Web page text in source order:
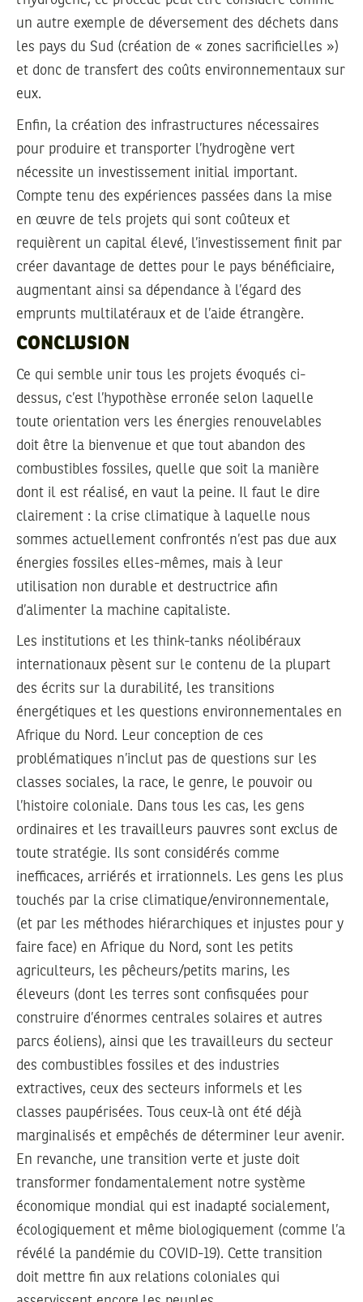
un autre exemple de déversement des déchets dans
les pays du Sud (création de « zones sacrificielles »)
et donc de transfert des coûts environnementaux sur
eux.
Enfin, la création des infrastructures nécessaires
pour produire et transporter l’hydrogène vert
nécessite un investissement initial important.
Compte tenu des expériences passées dans la mise
en œuvre de tels projets qui sont coûteux et
requièrent un capital élevé, l’investissement finit par
créer davantage de dettes pour le pays bénéficiaire,
augmentant ainsi sa dépendance à l’égard des
emprunts multilatéraux et de l’aide étrangère.
CONCLUSION
Ce qui semble unir tous les projets évoqués ci-
dessus, c’est l’hypothèse erronée selon laquelle
toute orientation vers les énergies renouvelables
doit être la bienvenue et que tout abandon des
combustibles fossiles, quelle que soit la manière
dont il est réalisé, en vaut la peine. Il faut le dire
clairement : la crise climatique à laquelle nous
sommes actuellement confrontés n’est pas due aux
énergies fossiles elles-mêmes, mais à leur
utilisation non durable et destructrice afin
d’alimenter la machine capitaliste.
Les institutions et les think-tanks néolibéraux
internationaux pèsent sur le contenu de la plupart
des écrits sur la durabilité, les transitions
énergétiques et les questions environnementales en
Afrique du Nord. Leur conception de ces
problématiques n’inclut pas de questions sur les
classes sociales, la race, le genre, le pouvoir ou
l’histoire coloniale. Dans tous les cas, les gens
ordinaires et les travailleurs pauvres sont exclus de
toute stratégie. Ils sont considérés comme
inefficaces, arriérés et irrationnels. Les gens les plus
touchés par la crise climatique/environnementale,
(et par les méthodes hiérarchiques et injustes pour y
faire face) en Afrique du Nord, sont les petits
agriculteurs, les pêcheurs/petits marins, les
éleveurs (dont les terres sont confisquées pour
construire d’énormes centrales solaires et autres
parcs éoliens), ainsi que les travailleurs du secteur
des combustibles fossiles et des industries
extractives, ceux des secteurs informels et les
classes paupérisées. Tous ceux-là ont été déjà
marginalisés et empêchés de déterminer leur avenir.
En revanche, une transition verte et juste doit
transformer fondamentalement notre système
économique mondial qui est inadapté socialement,
écologiquement et même biologiquement (comme l’a
révélé la pandémie du COVID-19). Cette transition
doit mettre fin aux relations coloniales qui